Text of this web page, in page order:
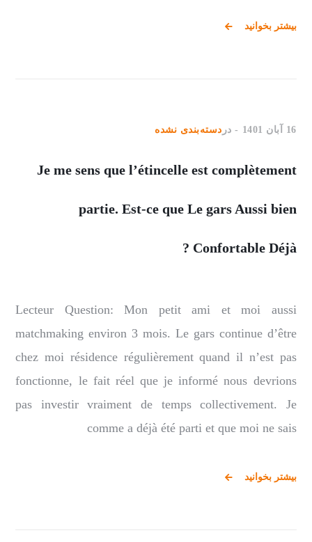
بیشتر بخوانید
16 آبان 1401 در دسته‌بندی نشده
Je me sens que l’étincelle est complètement
partie. Est-ce que Le gars Aussi bien
Confortable Déjà ?
Lecteur Question: Mon petit ami et moi aussi
matchmaking environ 3 mois. Le gars continue d’être
chez moi résidence régulièrement quand il n’est pas
fonctionne, le fait réel que je informé nous devrions
pas investir vraiment de temps collectivement. Je
comme a déjà été parti et que moi ne sais
بیشتر بخوانید